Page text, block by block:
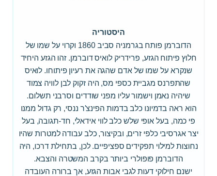
היסטוריה
הדוברמן פותח בגרמניה סביב 1860 וקרוי על שמו של
חלוץ פיתוח הגזע, פרידריק לואיס דוברמן. זהו הגזע היחיד
שנקרא על שמו של אדם שהגה את רעיון פיתוחו. לואיס
שהתפרנס מגביית כספי מס, היה זקוק לבן לוויה צמוד
שיהיה נאמן וישמור עליו מפני שודדים וסרבני תשלום.
הוא ראה בדמיונו כלב בדמות הפינצ'ר ננסי, רק גדול ממנו
פי כמה, בעל אופי שלש כלב לווי אידאלי, חד-תגובה, בעל
יצר אגרסיבי כלפי זרים, ובקיצור, כלב עבודה למטרות שהיו
נחוצות למילוי תפקידים ספציפיים. לכן, בתחילת דרכו, היה
הדוברמן פופולרי ביותר בקרב המשטרה והצבא.
ישנם חילוקי דעות לגבי אבות הגזע, אך ברורה העובדה